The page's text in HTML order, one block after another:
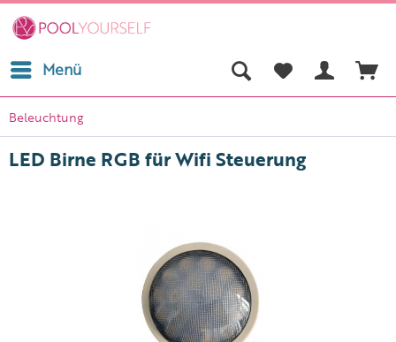
Menü
Beleuchtung
LED Birne RGB für Wifi Steuerung